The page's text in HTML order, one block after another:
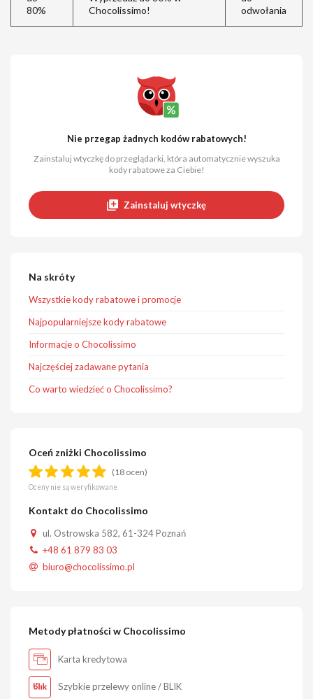
80%
Chocolissimo!
odwołania
Nie przegap żadnych kodów rabatowych!
Zainstaluj wtyczkę do przeglądarki, która automatycznie wyszuka
kody rabatowe za Ciebie!
Zainstaluj wtyczkę
Na skróty
Wszystkie kody rabatowe i promocje
Najpopularniejsze kody rabatowe
Informacje o Chocolissimo
Najczęściej zadawane pytania
Co warto wiedzieć o Chocolissimo?
Oceń zniżki Chocolissimo
(18 ocen)
Oceny nie są weryfikowane
Kontakt do Chocolissimo
ul. Ostrowska 582, 61-324 Poznań
+48 61 879 83 03
biuro@chocolissimo.pl
Metody płatności w Chocolissimo
Karta kredytowa
Szybkie przelewy online / BLIK